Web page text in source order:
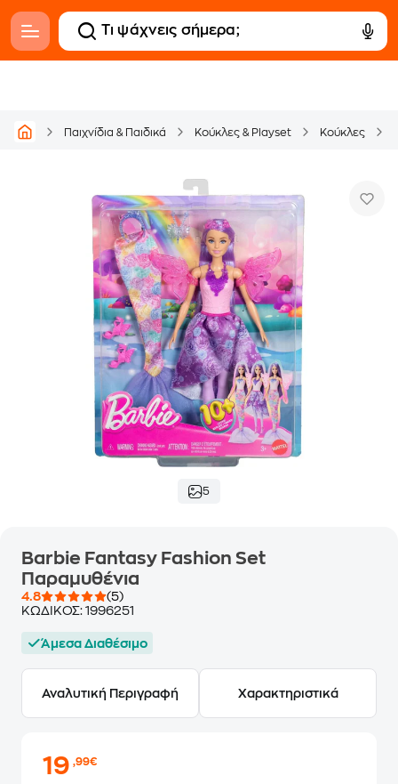
Παιχνίδια & Παιδικά Κούκλες & Playset Κούκλες
5
Barbie Fantasy Fashion Set
Παραμυθένια
4.8
(5)
ΚΩΔΙΚΟΣ: 1996251
Άμεσα Διαθέσιμο
Αναλυτική Περιγραφή Χαρακτηριστικά
19,99€